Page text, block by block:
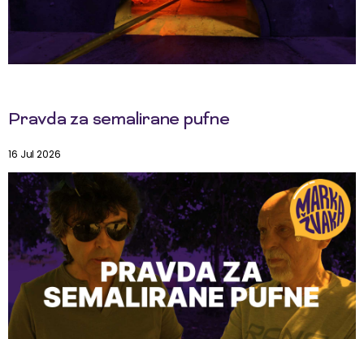
Pravda za semalirane pufne
16 Jul 2026